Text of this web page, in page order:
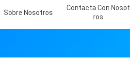
Sobre Nosotros
Contacta Con Nosot
Ros